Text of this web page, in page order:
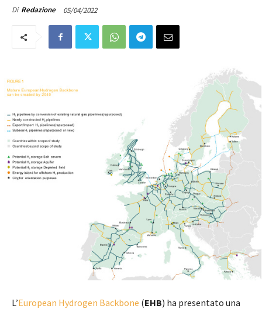
Di Redazione 05/04/2022
L’European Hydrogen Backbone (EHB) ha presentato una